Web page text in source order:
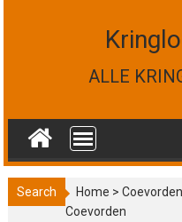
n
ALLE
Search Home >Coevorden
Coevorden